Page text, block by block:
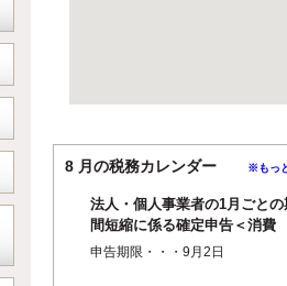
8 月の税務カレンダー ※もっ
法人・個人事業者の1月ごとの
間短縮に係る確定申告＜消費
税・地方消費税＞
申告期限・・・9月2日